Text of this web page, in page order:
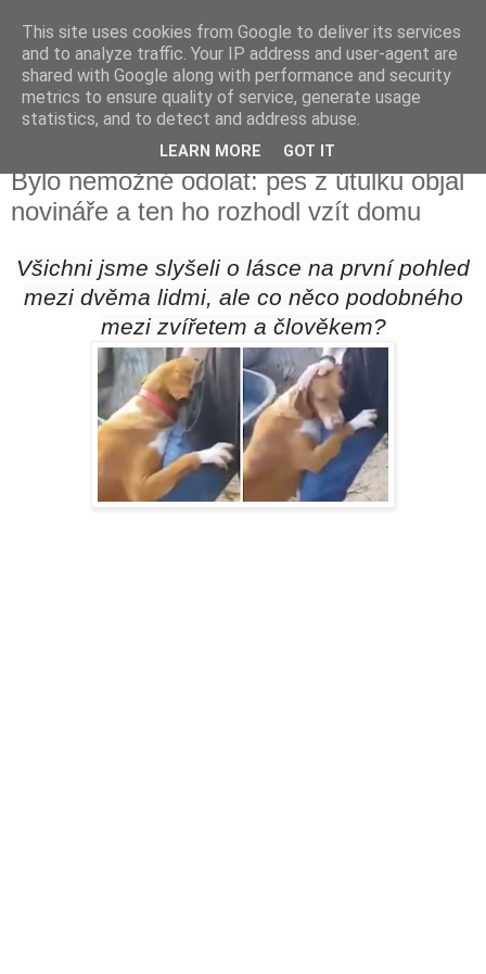
Fakečlánky
Věř všemu co tady vidíš.
neděle 5. července 2020
Bylo nemožné odolat: pes z útulku objal
novináře a ten ho rozhodl vzít domu
Všichni jsme slyšeli o lásce na první pohled
mezi dvěma lidmi, ale co něco podobného
mezi zvířetem a člověkem?
This site uses cookies from Google to deliver its services
and to analyze traffic. Your IP address and user-agent are
shared with Google along with performance and security
metrics to ensure quality of service, generate usage
statistics, and to detect and address abuse.
LEARN MORE GOT IT